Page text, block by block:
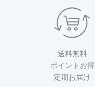
送料無料
ポイントお得
定期お届け